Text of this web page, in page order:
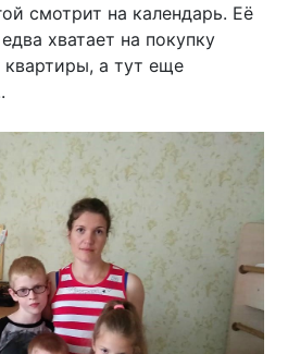
смотрит на календарь. Её
хватает на покупку
а тут еще